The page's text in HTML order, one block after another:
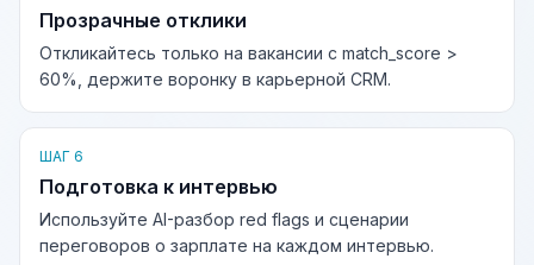
Прозрачные отклики
Откликайтесь только на вакансии с match_score >
60%, держите воронку в карьерной CRM.
ШАГ 6
Подготовка к интервью
Используйте AI-разбор red flags и сценарии
переговоров о зарплате на каждом интервью.